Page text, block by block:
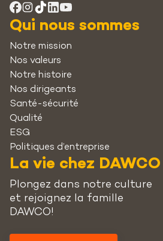
Qui nous sommes
Notre mission
Nos valeurs
Notre histoire
Nos dirigeants
Santé-sécurité
Qualité
ESG
Politiques d’entreprise
La vie chez DAWCO
Plongez dans notre culture
et rejoignez la famille
DAWCO!